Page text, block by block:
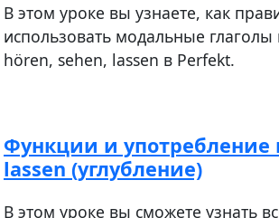
В этом уроке вы узнаете, как
использовать модальные глаголы
hören, sehen, lassen в Perfekt.
Функции и употребление
lassen (углубление)
В этом уроке вы сможете узнать